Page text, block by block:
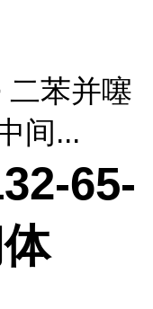
二苯并噻
间...
65-